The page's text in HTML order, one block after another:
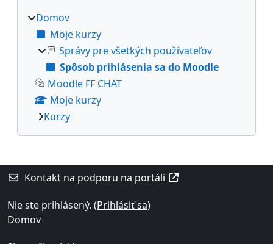
Domov
Moje kurzy
Správy pre všetkých používateľov
Spôsob prihlásenia sa do Moodle
Moodle FF CHAT
Moje kurzy
Kurzy
Dodatočné bloky
Kontakt na podporu na portáli
Nie ste prihlásený. (Prihlásiť sa)
Domov